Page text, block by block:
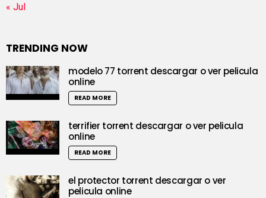
« Jul
TRENDING NOW
modelo 77 torrent descargar o ver pelicula
online
READ MORE
terrifier torrent descargar o ver pelicula
online
READ MORE
el protector torrent descargar o ver
pelicula online